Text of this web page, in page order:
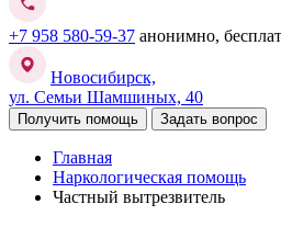
+7 958 580-59-37 анонимно,
Новосибирск,
ул. Семьи Шамшиных, 40
Получить помощь Задать вопрос
Главная
Наркологическая помощь
Частный вытрезвитель